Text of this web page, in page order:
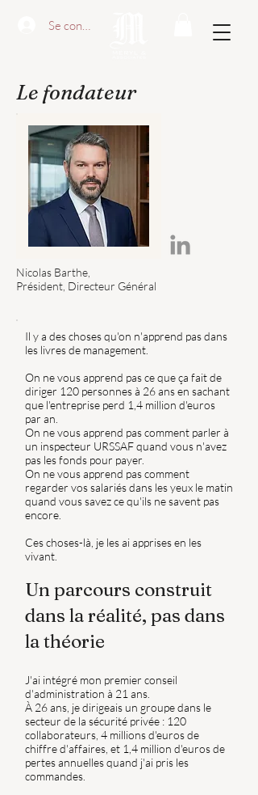
Se connecter
Le fondateur
Nicolas Barthe,​
Président, Directeur Général
Il y a des choses qu'on n'apprend pas dans
les livres de management.
On ne vous apprend pas ce que ça fait de
diriger 120 personnes à 26 ans en sachant
que l'entreprise perd 1,4 million d'euros
par an.
On ne vous apprend pas comment parler à
un inspecteur URSSAF quand vous n'avez
pas les fonds pour payer.
On ne vous apprend pas comment
regarder vos salariés dans les yeux le matin
quand vous savez ce qu'ils ne savent pas
encore.
Ces choses-là, je les ai apprises en les
vivant.
Un parcours construit
dans la réalité, pas dans
la théorie
J'ai intégré mon premier conseil
d'administration à 21 ans.
À 26 ans, je dirigeais un groupe dans le
secteur de la sécurité privée : 120
collaborateurs, 4 millions d'euros de
chiffre d'affaires, et 1,4 million d'euros de
pertes annuelles quand j'ai pris les
commandes.